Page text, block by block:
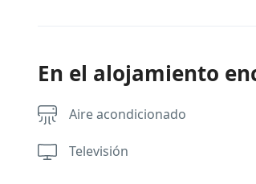
En el alojamiento
Aire acondicionado
Televisión